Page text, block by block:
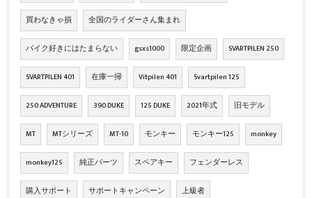
買わなきゃ損 全国のライダーさん集まれ
バイク好きにはたまらない gsxs1000 限定企画 SVARTPILEN 250
SVARTPILEN 401 在庫一掃 Vitpilen 401 Svartpilen 125
250 ADVENTURE 390 DUKE 125 DUKE 2021年式 旧モデル
MT MTシリーズ MT-10 モンキー モンキー125 monkey
monkey125 純正パーツ スペアキー フェンダーレス
購入サポート サポートキャンペーン 上級者